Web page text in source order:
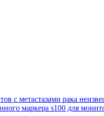
с метастазами рака
маркера s100 для